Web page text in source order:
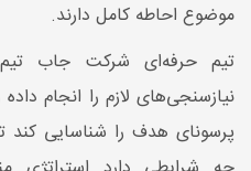
موضوع احاطه کامل دارند.
تیم حرفه‌ای شرکت جاب تیم
نیازسنجی‌های لازم را انجام
پرسونای هدف را شناسایی کند